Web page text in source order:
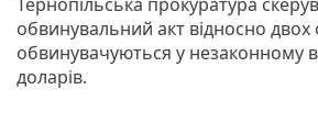
обвинувальний акт відносно двох
обвинувачуються у незаконному
доларів.